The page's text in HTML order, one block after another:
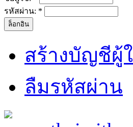
รหัสผ่าน: *
สร้างบัญชีผู้
ลืมรหัสผ่าน